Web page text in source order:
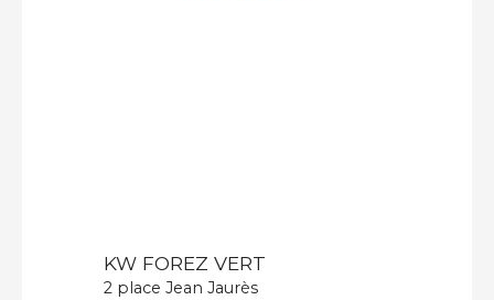
KW FOREZ VERT
2 place Jean Jaurès